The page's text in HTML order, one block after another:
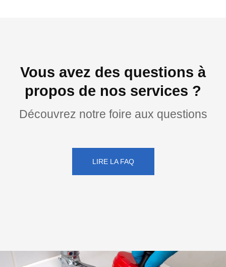
Vous avez des questions à
propos de nos services ?
Découvrez notre foire aux questions
LIRE LA FAQ